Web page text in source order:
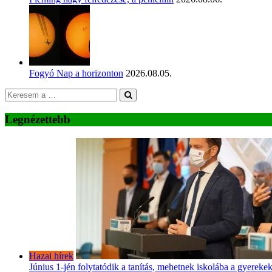
Fogyó Nap a horizonton 2026.08.05.
Legnézettebb
Hazai hírek
Június 1-jén folytatódik a tanítás, mehetnek iskolába a gyerekek